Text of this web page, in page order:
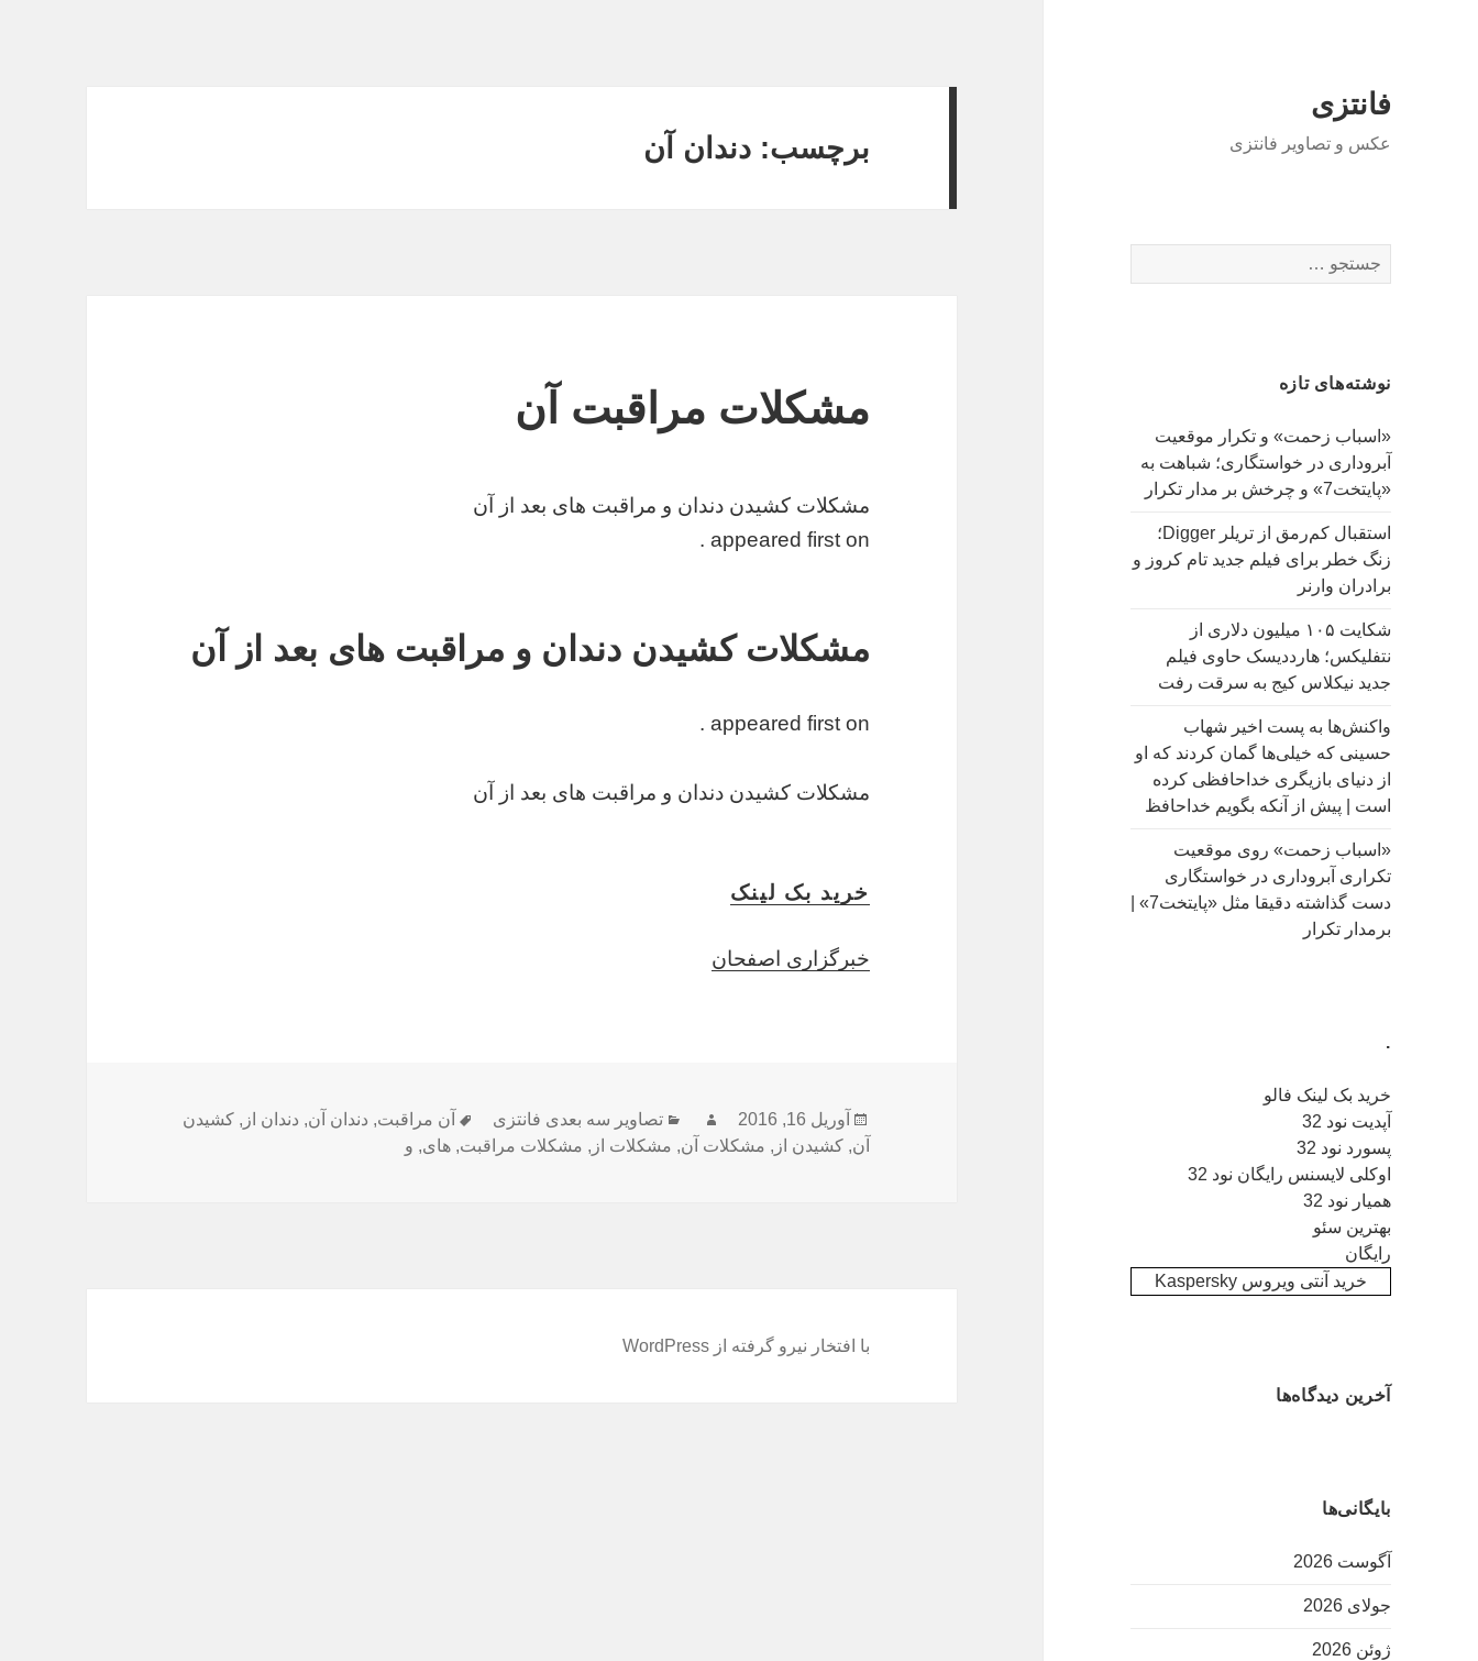
فانتزی
عکس و تصاویر فانتزی
س
ب
ا
ی
:
نوشته‌های تازه
«اسباب زحمت» و تکرار موقعیت
آبروداری در خواستگاری؛ شباهت به
«پایتخت7» و چرخش بر مدار تکرار
استقبال کم‌رمق از تریلر Digger؛
زنگ خطر برای فیلم جدید تام کروز و
برادران وارنر
شکایت ۱۰۵ میلیون دلاری از
نتفلیکس؛ هارددیسک حاوی فیلم
جدید نیکلاس کیج به سرقت رفت
واکنش‌ها به پست اخیر شهاب
حسینی که خیلی‌ها گمان کردند که او
از دنیای بازیگری خداحافظی کرده
است | پیش از آنکه بگویم خداحافظ
«اسباب زحمت» روی موقعیت
تکراری آبروداری در خواستگاری
دست گذاشته دقیقا مثل «پایتخت7» |
برمدار تکرار
.
خرید بک لینک فالو
آپدیت نود 32
پسورد نود 32
اوکلی لایسنس رایگان نود 32
همیار نود 32
بهترین سئو
رایگان
خرید آنتی ویروس Kaspersky
آخرین دیدگاه‌ها
بایگانی‌ها
آگوست 2026
جولای 2026
ژوئن 2026
برچسب: دندان آن
مشکلات مراقبت آن
مشکلات کشیدن دندان و مراقبت های بعد از آن
appeared first on .
مشکلات کشیدن دندان و مراقبت های بعد از آن
appeared first on .
مشکلات کشیدن دندان و مراقبت های بعد از آن
خرید بک لینک
خبرگزاری اصفحان
ارسال
شده
آوریل 16, 2016 نویسندهدسته‌ها
تصاویر سه بعدی فانتزی برچسب‌ها
آن مراقبت, دندان آن, دندان از ,کشیدن
آن,کشیدن از , مشکلات آن, مشکلات از , مشکلات مراقبت,های, و
با افتخار نیرو گرفته از WordPress